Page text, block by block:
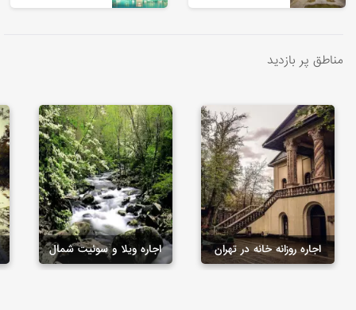
مناطق پر بازدید
اجاره روزانه خانه در تهران اجاره ویلا و سوئیت شمال